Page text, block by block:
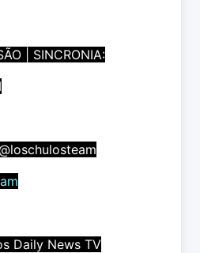
| SINCRONIA:
Daily News TV